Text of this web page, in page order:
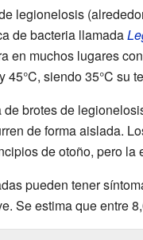
legionelosis
de bacteria llamada
en muchos lugares
45°C, siendo 35°C su
brotes de
de forma aislada.
de otoño, pero
pueden tener
Se estima que entre